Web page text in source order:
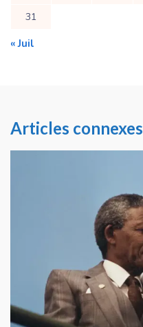
31
« Juil
Articles connexes